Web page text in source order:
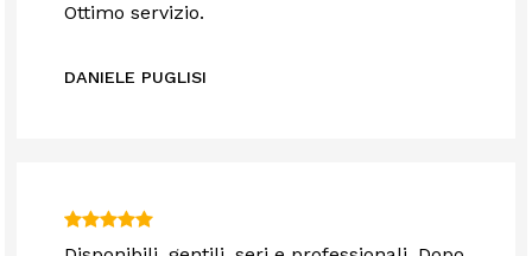
Ottimo servizio.
DANIELE PUGLISI